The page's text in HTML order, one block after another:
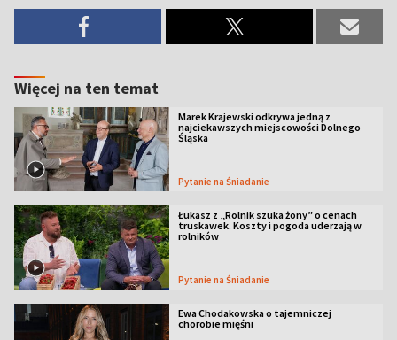
Więcej na ten temat
Marek Krajewski odkrywa jedną z
najciekawszych miejscowości Dolnego
Śląska
Pytanie na Śniadanie
Łukasz z „Rolnik szuka żony” o cenach
truskawek. Koszty i pogoda uderzają w
rolników
Pytanie na Śniadanie
Ewa Chodakowska o tajemniczej
chorobie mięśni